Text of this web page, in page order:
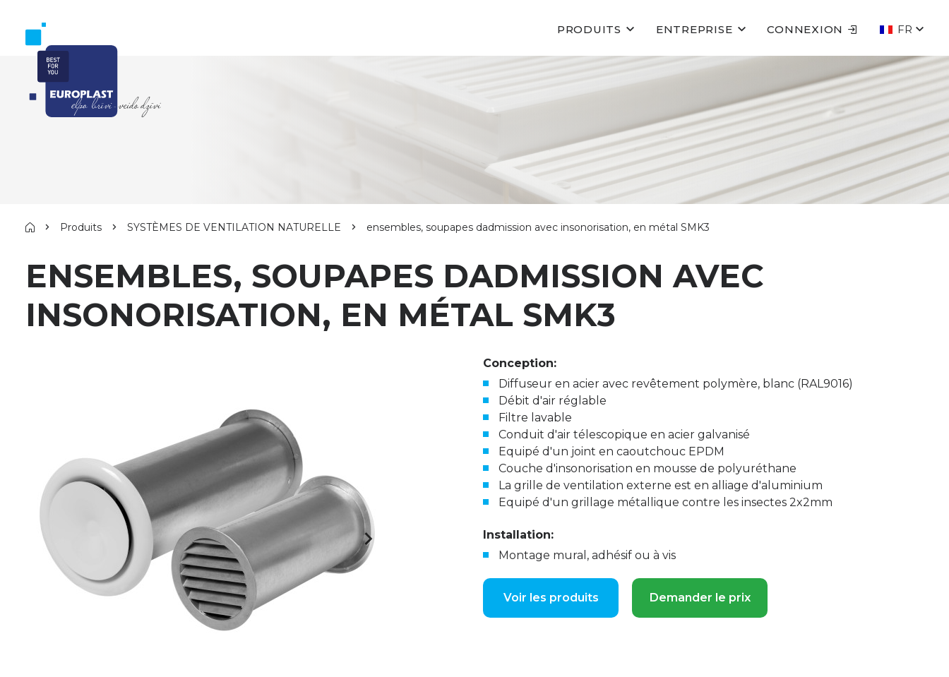
PRODUITS ENTREPRISE CONNEXION FR
Produits SYSTÈMES DE VENTILATION NATURELLE ensembles, soupapes dadmission avec insonorisation, en métal SMK3
ENSEMBLES, SOUPAPES DADMISSION AVEC
INSONORISATION, EN MÉTAL SMK3
Conception:
Diffuseur en acier avec revêtement polymère, blanc (RAL9016)
Débit d'air réglable
Filtre lavable
Conduit d'air télescopique en acier galvanisé
Equipé d'un joint en caoutchouc EPDM
Couche d'insonorisation en mousse de polyuréthane
La grille de ventilation externe est en alliage d'aluminium
Equipé d'un grillage métallique contre les insectes 2x2mm
Installation:
Montage mural, adhésif ou à vis
Voir les produits Demander le prix